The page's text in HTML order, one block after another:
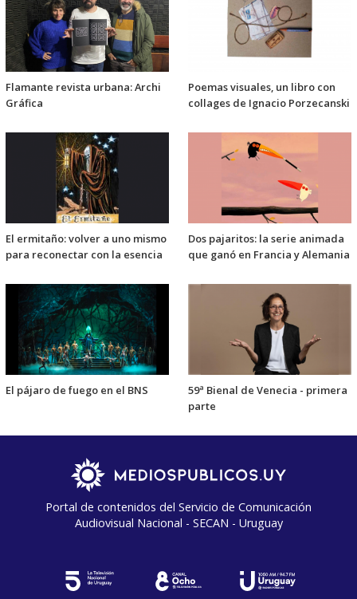
Flamante revista urbana: Archi
Gráfica
Poemas visuales, un libro con
collages de Ignacio Porzecanski
El ermitaño: volver a uno mismo
para reconectar con la esencia
Dos pajaritos: la serie animada
que ganó en Francia y Alemania
El pájaro de fuego en el BNS
59ª Bienal de Venecia - primera
parte
Portal de contenidos del Servicio de Comunicación
Audiovisual Nacional - SECAN - Uruguay